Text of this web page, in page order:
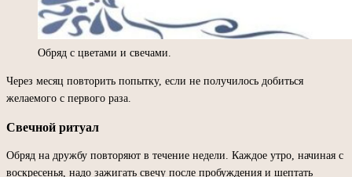
Обряд с цветами и свечами.
Через месяц повторить попытку, если не получилось добиться
желаемого с первого раза.
Свечной ритуал
Обряд на дружбу повторяют в течение недели. Каждое утро, начиная с
воскресенья, надо зажигать свечу после пробуждения и шептать